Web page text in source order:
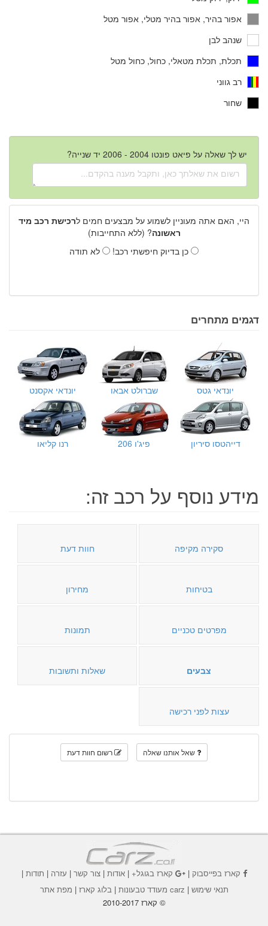
אפור בהיר, אפור בהיר מטלי, אפור מטל
שנהב לבן
תכלת, תכלת מטאלי, כחול, כחול מטל
רב גווני
שחור
יש לך שאלה על פיאט פונטו 2004 - 2006 יד שנייה?
היי, האם אתה מעוניין לשמוע על מבצעים חמים לרכישת רכב מיד
ראשונה? (ללא התחייבות)
כן בדיוק חיפשתי רכב!
לא תודה
דגמים מתחרים
יונדאי גטס שברולט אבאו יונדאי אקסנט
דייהטסו סיריון פיג'ו 206 רנו קליאו
מידע נוסף על רכב זה:
סקירה מקיפה חוות דעת
בטיחות מחירון
מפרטים טכניים תמונות
צבעים שאלות ותשובות
עצות לפני רכישה
שאל אותנו שאלה רשום חוות דעת
קארז בפייסבוק| קארז בגוגל+|אודות |צור קשר | עזרה | תודות |
תנאי שימוש | carz מעודד טבעונות | בלוג קארז | מפת אתר
© קארז 2010-2017